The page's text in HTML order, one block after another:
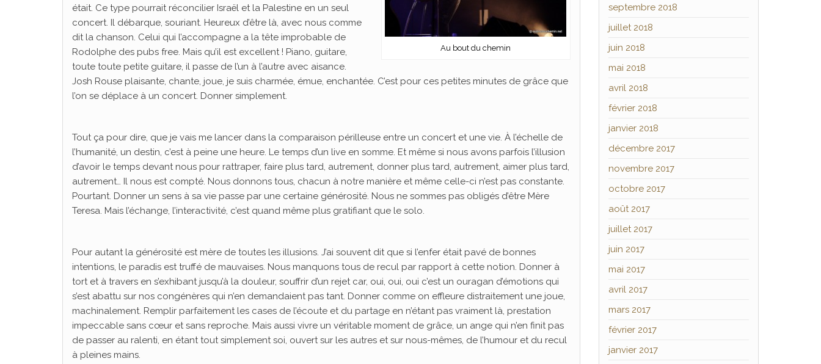
Au bout du chemin
était. Ce type pourrait réconcilier Israël et la Palestine en un seul
concert. Il débarque, souriant. Heureux d’être là, avec nous comme
dit la chanson. Celui qui l’accompagne a la tête improbable de
Rodolphe des pubs free. Mais qu’il est excellent ! Piano, guitare,
toute toute petite guitare, il passe de l’un à l’autre avec aisance.
Josh Rouse plaisante, chante, joue, je suis charmée, émue, enchantée. C’est pour ces petites minutes de grâce que
l’on se déplace à un concert. Donner simplement.
Tout ça pour dire, que je vais me lancer dans la comparaison périlleuse entre un concert et une vie. À l’échelle de
l’humanité, un destin, c’est à peine une heure. Le temps d’un live en somme. Et même si nous avons parfois l’illusion
d’avoir le temps devant nous pour rattraper, faire plus tard, autrement, donner plus tard, autrement, aimer plus tard,
autrement… Il nous est compté. Nous donnons tous, chacun à notre manière et même celle-ci n’est pas constante.
Pourtant. Donner un sens à sa vie passe par une certaine générosité. Nous ne sommes pas obligés d’être Mère
Teresa. Mais l’échange, l’interactivité, c’est quand même plus gratifiant que le solo.
Pour autant la générosité est mère de toutes les illusions. J’ai souvent dit que si l’enfer était pavé de bonnes
intentions, le paradis est truffé de mauvaises. Nous manquons tous de recul par rapport à cette notion. Donner à
tort et à travers en s’exhibant jusqu’à la douleur, souffrir d’un rejet car, oui, oui, oui c’est un ouragan d’émotions qui
s’est abattu sur nos congénères qui n’en demandaient pas tant. Donner comme on effleure distraitement une joue,
machinalement. Remplir parfaitement les cases de l’écoute et du partage en n’étant pas vraiment là, prestation
impeccable sans cœur et sans reproche. Mais aussi vivre un véritable moment de grâce, un ange qui n’en finit pas
de passer au ralenti, en étant tout simplement soi, ouvert sur les autres et sur nous-mêmes, de l’humour et du recul
à pleines mains.
septembre 2018
juillet 2018
juin 2018
mai 2018
avril 2018
février 2018
janvier 2018
décembre 2017
novembre 2017
octobre 2017
août 2017
juillet 2017
juin 2017
mai 2017
avril 2017
mars 2017
février 2017
janvier 2017